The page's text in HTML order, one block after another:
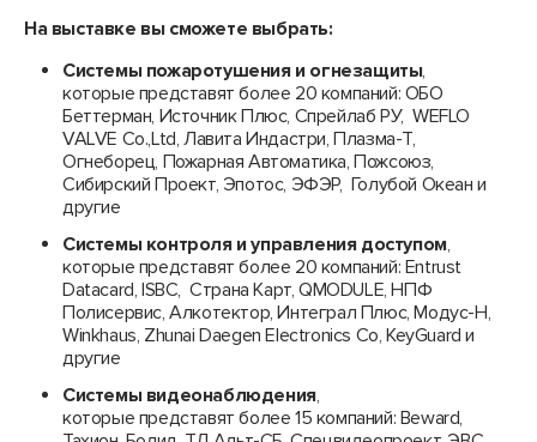
На выставке вы сможете выбрать:
Системы пожаротушения и огнезащиты,
которые представят более 20 компаний: ОБО
Беттерман, Источник Плюс, Спрейлаб РУ, WEFLO
VALVE Co.,Ltd, Лавита Индастри, Плазма-Т,
Огнеборец, Пожарная Автоматика, Пожсоюз,
Сибирский Проект, Эпотос, ЭФЭР, Голубой Океан и
другие
Системы контроля и управления доступом,
которые представят более 20 компаний: Entrust
Datacard, ISBC, Страна Карт, QMODULE, НПФ
Полисервис, Алкотектор, Интеграл Плюс, Модус-Н,
Winkhaus, Zhunai Daegen Electronics Co, KeyGuard и
другие
Системы видеонаблюдения,
которые представят более 15 компаний: Beward,